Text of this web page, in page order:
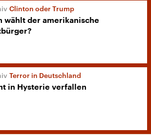
Clinton oder Trump
wählt der amerikanische
Terror in Deutschland
in Hysterie verfallen